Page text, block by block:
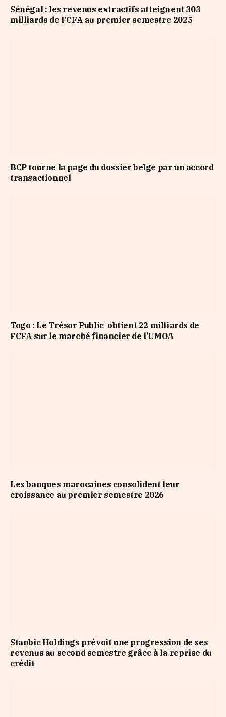
Sénégal : les revenus extractifs atteignent 303
milliards de FCFA au premier semestre 2025
BCP tourne la page du dossier belge par un accord
transactionnel
Togo : Le Trésor Public obtient 22 milliards de
FCFA sur le marché financier de l’UMOA
Les banques marocaines consolident leur
croissance au premier semestre 2026
Stanbic Holdings prévoit une progression de ses
revenus au second semestre grâce à la reprise du
crédit